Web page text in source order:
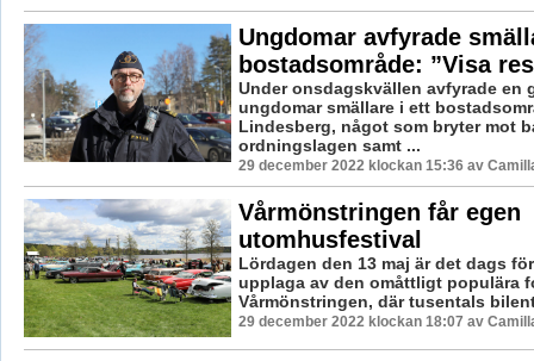
Ungdomar avfyrade
bostadsområde: ”Visa
Under onsdagskvällen avfyrade en
ungdomar smällare i ett
Lindesberg, något som bryter mot
ordningslagen samt ...
29 december 2022 klockan 15:36 av
Vårmönstringen får egen
utomhusfestival
Lördagen den 13 maj är det dags
upplaga av den omåttligt populära
Vårmönstringen, där tusentals
29 december 2022 klockan 18:07 av